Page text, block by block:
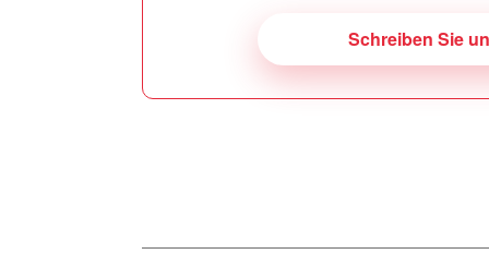
Schreiben Sie